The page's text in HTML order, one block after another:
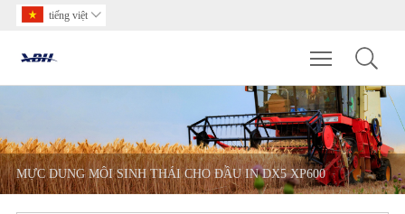
tiếng việt 
Toggle
MỰC DUNG MÔI SINH THÁI CHO ĐẦU IN DX5 XP600